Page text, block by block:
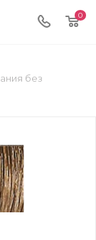
0
без